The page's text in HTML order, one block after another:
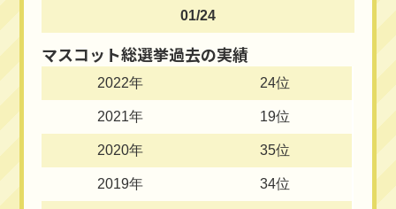
01/24
マスコット総選挙過去の実績
2022年 24位
2021年 19位
2020年 35位
2019年 34位